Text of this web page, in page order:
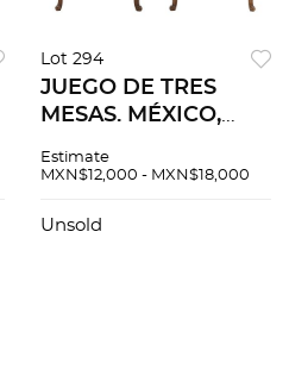
Lot 294
JUEGO DE TRES
MESAS. MÉXICO,
Elaboradas en
con marquetería.
Estimate
MXN$12,000 - MXN$18,000
Unsold